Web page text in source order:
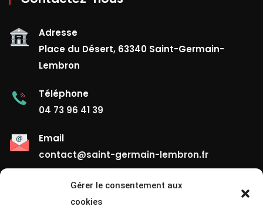
Gérer le consentement aux
cookies
Adresse
Place du Désert, 63340 Saint-Germain-
Lembron
Téléphone
04 73 96 41 39
Email
contact@saint-germain-lembron.fr
Liens Utiles